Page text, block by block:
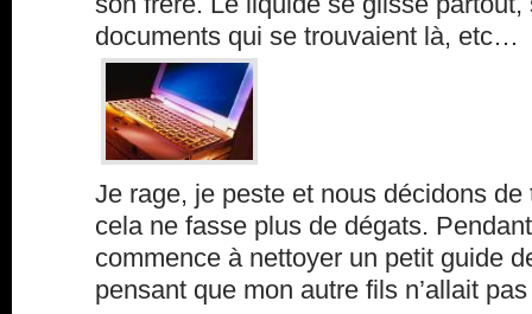
documents qui se trouvaient là, etc…
Je rage, je peste et nous décidons
cela ne fasse plus de dégats.
commence à nettoyer un petit guide
pensant que mon autre fils n’allait